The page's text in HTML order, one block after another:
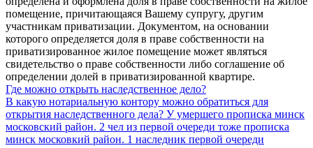
помещение, причитающаяся Вашему супругу, другим
участникам приватизации. Документом, на основании
которого определяется доля в праве собственности на
приватизированное жилое помещение может являться
свидетельство о праве собственности либо соглашение об
определении долей в приватизированной квартире.
Где можно открыть наследственное дело?
В какую нотариальную контору можно обратиться для
открытия наследственного дела? У умершего прописка минск
московский район. 2 чел из первой очереди тоже прописка
минск московкий район. 1 наследник первой очереди